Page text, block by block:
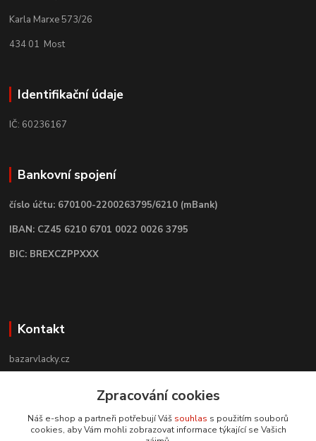
Karla Marxe 573/26
434 01 Most
Identifikační údaje
IČ: 60236167
Bankovní spojení
číslo účtu: 670100-2200263795/6210 (mBank)
IBAN: CZ45 6210 6701 0022 0026 3795
BIC: BREXCZPPXXX
Kontakt
bazarvlacky.cz
+420 774 141 314
info@bazarvlacky.cz
Zpracování cookies
Náš e-shop a partneři potřebují Váš souhlas s použitím souborů
cookies, aby Vám mohli zobrazovat informace týkající se Vašich